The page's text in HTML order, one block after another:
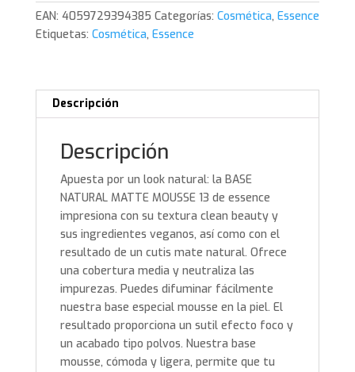
Matte
Mousse
Foundation
cantidad
EAN: 4059729394385 Categorías: Cosmética, Essence
Etiquetas: Cosmética, Essence
Descripción
Descripción
Apuesta por un look natural: la BASE
NATURAL MATTE MOUSSE 13 de essence
impresiona con su textura clean beauty y
sus ingredientes veganos, así como con el
resultado de un cutis mate natural. Ofrece
una cobertura media y neutraliza las
impurezas. Puedes difuminar fácilmente
nuestra base especial mousse en la piel. El
resultado proporciona un sutil efecto foco y
un acabado tipo polvos. Nuestra base
mousse, cómoda y ligera, permite que tu